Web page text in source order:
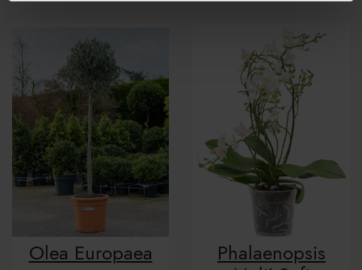
Olea Europaea
Phalaenopsis